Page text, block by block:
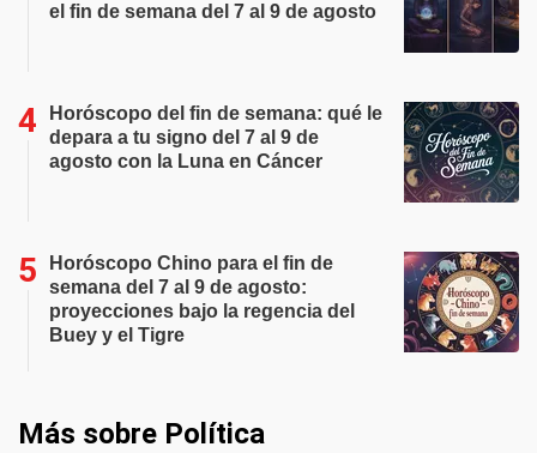
el fin de semana del 7 al 9 de agosto
Horóscopo del fin de semana: qué le
depara a tu signo del 7 al 9 de
agosto con la Luna en Cáncer
Horóscopo Chino para el fin de
semana del 7 al 9 de agosto:
proyecciones bajo la regencia del
Buey y el Tigre
Más sobre Política